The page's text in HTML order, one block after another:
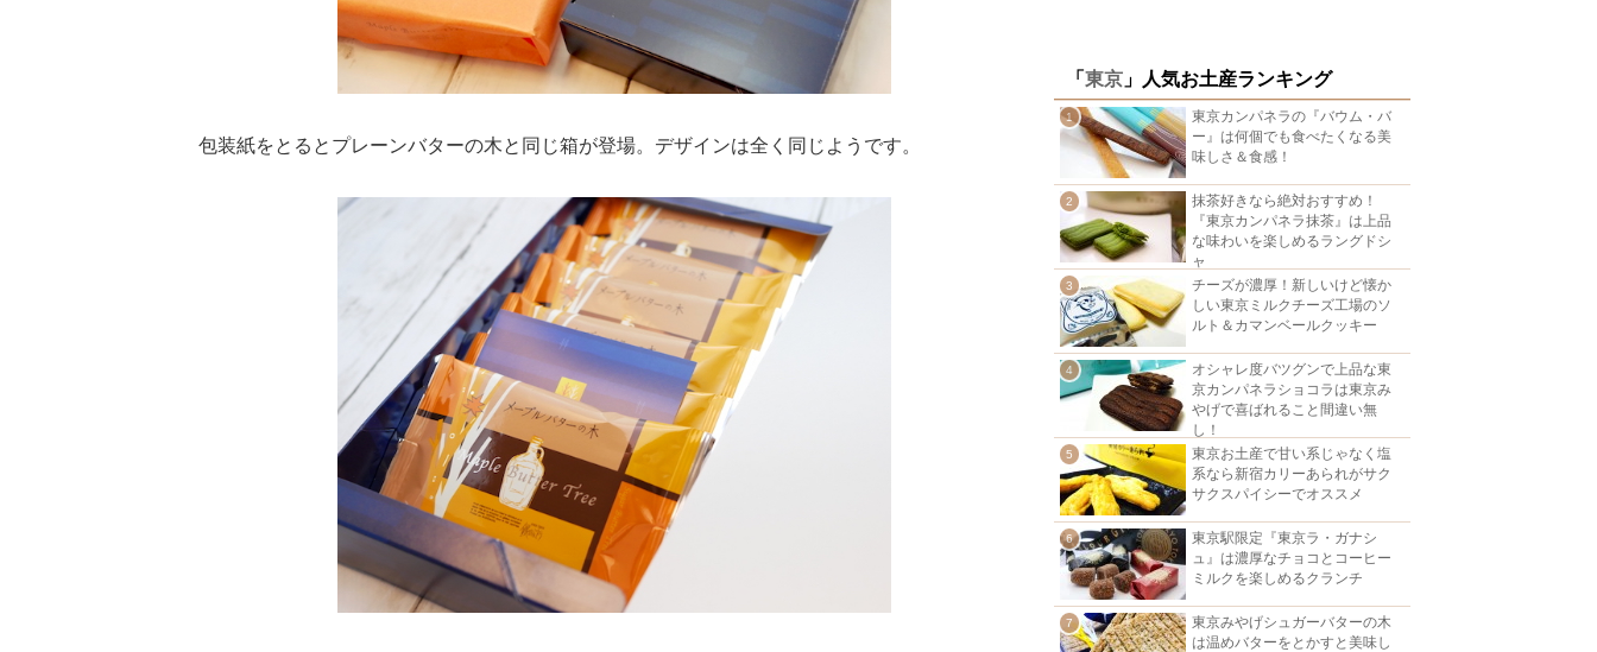
包装紙をとるとプレーンバターの木と同じ箱が登場。デザインは全く同じようです。
「 東京 」人気お土産ランキング
東京カンパネラの『バウム・バ
ー』は何個でも食べたくなる美
味しさ＆食感！
抹茶好きなら絶対おすすめ！
『東京カンパネラ抹茶』は上品
な味わいを楽しめるラングドシ
ャ
チーズが濃厚！新しいけど懐か
しい東京ミルクチーズ工場のソ
ルト＆カマンベールクッキー
オシャレ度バツグンで上品な東
京カンパネラショコラは東京み
やげで喜ばれること間違い無
し！
東京お土産で甘い系じゃなく塩
系なら新宿カリーあられがサク
サクスパイシーでオススメ
東京駅限定『東京ラ・ガナシ
ュ』は濃厚なチョコとコーヒー
ミルクを楽しめるクランチ
東京みやげシュガーバターの木
は温めバターをとかすと美味し